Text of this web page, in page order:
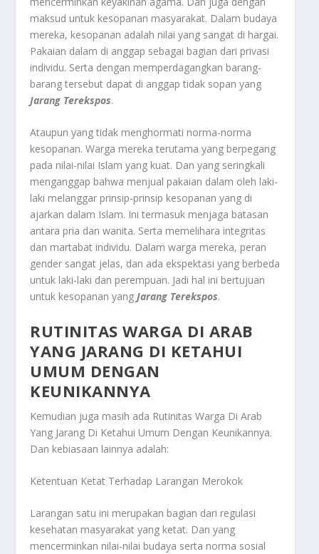
maksud untuk kesopanan masyarakat. Dalam budaya
mereka, kesopanan adalah nilai yang sangat di hargai.
Pakaian dalam di anggap sebagai bagian dari privasi
individu. Serta dengan memperdagangkan barang-
barang tersebut dapat di anggap tidak sopan yang
Jarang Terekspos.
Ataupun yang tidak menghormati norma-norma
kesopanan. Warga mereka terutama yang berpegang
pada nilai-nilai Islam yang kuat. Dan yang seringkali
menganggap bahwa menjual pakaian dalam oleh laki-
laki melanggar prinsip-prinsip kesopanan yang di
ajarkan dalam Islam. Ini termasuk menjaga batasan
antara pria dan wanita. Serta memelihara integritas
dan martabat individu. Dalam warga mereka, peran
gender sangat jelas, dan ada ekspektasi yang berbeda
untuk laki-laki dan perempuan. Jadi hal ini bertujuan
untuk kesopanan yangJarang Terekspos.
RUTINITAS WARGA DI ARAB
YANG JARANG DI KETAHUI
UMUM DENGAN
KEUNIKANNYA
Kemudian juga masih ada Rutinitas Warga Di Arab
Yang Jarang Di Ketahui Umum Dengan Keunikannya.
Dan kebiasaan lainnya adalah:
Ketentuan Ketat Terhadap Larangan Merokok
Larangan satu ini merupakan bagian dari regulasi
kesehatan masyarakat yang ketat. Dan yang
mencerminkan nilai-nilai budaya serta norma sosial